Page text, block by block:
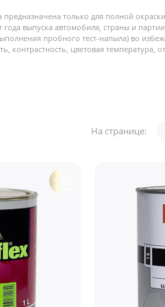
только для полной
года выпуска автомобиля, страны и
пробного тест-напыла) во
контрастность, цветовая температура,
На странице: